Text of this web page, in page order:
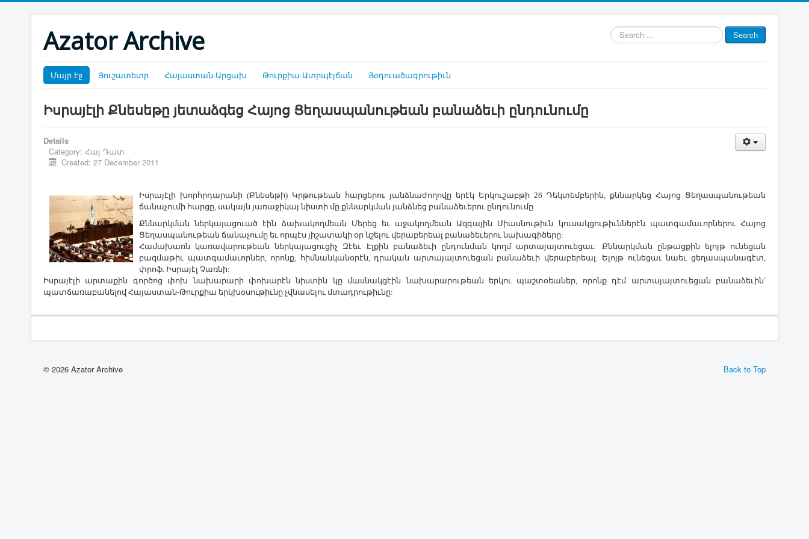
Azator Archive
Search
...
Search
Մայր էջ Յուշատետր Հայաստան-Արցախ Թուրքիա-Ատրպէյճան Յօդուածագրութիւն
Իսրայէլի Քնեսեթը յետաձգեց Հայոց Ցեղասպանութեան բանաձեւի ընդունումը
Details
Category: Հայ Դատ
Created: 27 December 2011
Իսրայէլի խորհրդարանի (Քնեսեթի) Կրթութեան հարցերու յանձնաժողովը երէկ Երկուշաբթի 26 Դեկտեմբերին, քննարկեց Հայոց Ցեղասպանութեան
ճանաչումի հարցը, սակայն յառաջիկայ նիստի մը քննարկման յանձնեց բանաձեւերու ընդունումը:
Քննարկման ներկայացուած էին ձախակողմեան Մերեց եւ աջակողմեան Ազգային Միասնութիւն կուսակցութիւններէն պատգամաւորներու Հայոց
Ցեղասպանութեան ճանաչումը եւ որպէս յիշատակի օր նշելու վերաբերեալ բանաձեւերու նախագիծերը:
Համախառն կառավարութեան ներկայացուցիչ Զէեւ Էլքին բանաձեւի ընդունման կողմ արտայայտուեցաւ: Քննարկման ընթացքին ելոյթ ունեցան
բազմաթիւ պատգամաւորներ, որոնք, հիմնանկանօրէն, դրական արտայայտուեցան բանաձեւի վերաբերեալ: Ելոյթ ունեցաւ նաեւ ցեղասպանագէտ,
փրոֆ. Իսրայէլ Չառնի:
Իսրայէլի արտաքին գործոց փոխ նախարարի փոխարէն նիստին կը մասնակցէին նախարարութեան երկու պաշտօեաներ, որոնք դէմ արտայայտուեցան բանաձեւին՝
պատճառաբանելով Հայաստան-Թուրքիա երկխօսութիւնը չվնասելու մտադրութիւնը:
Back to Top
© 2026 Azator Archive